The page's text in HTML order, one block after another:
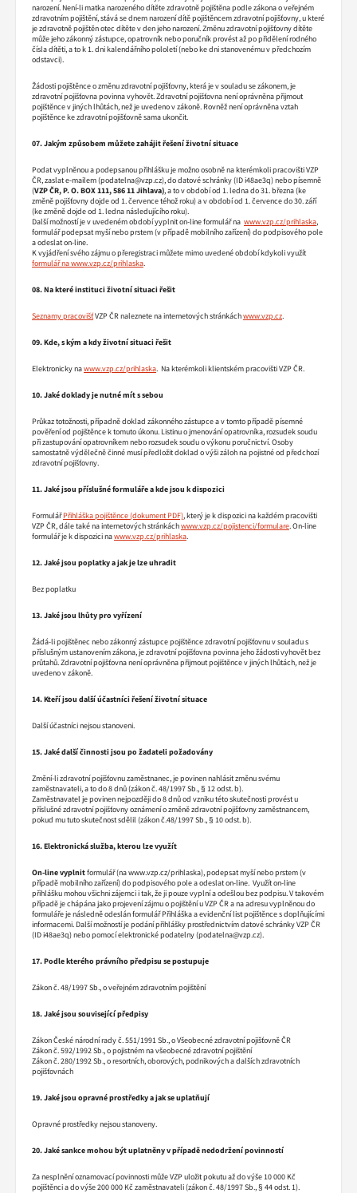
narození. Není-li matka narozeného dítěte zdravotně pojištěna podle zákona o veřejném
zdravotním pojištění, stává se dnem narození dítě pojištěncem zdravotní pojišťovny, u které
je zdravotně pojištěn otec dítěte v den jeho narození. Změnu zdravotní pojišťovny dítěte
může jeho zákonný zástupce, opatrovník nebo poručník provést až po přidělení rodného
čísla dítěti, a to k 1. dni kalendářního pololetí (nebo ke dni stanovenému v předchozím
odstavci).
Žádosti pojištěnce o změnu zdravotní pojišťovny, která je v souladu se zákonem, je
zdravotní pojišťovna povinna vyhovět. Zdravotní pojišťovna není oprávněna přijmout
pojištěnce v jiných lhůtách, než je uvedeno v zákoně. Rovněž není oprávněna vztah
pojištěnce ke zdravotní pojišťovně sama ukončit.
07. Jakým způsobem můžete zahájit řešení životní situace
Podat vyplněnou a podepsanou přihlášku je možno osobně na kterémkoli pracovišti VZP
ČR, zaslat e-mailem (podatelna@vzp.cz), do datové schránky (ID i48ae3q) nebo písemně
(VZP ČR, P. O. BOX 111, 586 11 Jihlava), a to v období od 1. ledna do 31. března (ke
změně pojišťovny dojde od 1. července téhož roku) a v období od 1. července do 30. září
(ke změně dojde od 1. ledna následujícího roku).
Další možností je v uvedeném období yyplnit on-line formulář na www.vzp.cz/prihlaska,
formulář podepsat myší nebo prstem (v případě mobilního zařízení) do podpisového pole
a odeslat on-line.
K vyjádření svého zájmu o přeregistraci můžete mimo uvedené období kdykoli využít
formulář na www.vzp.cz/prihlaska.
08. Na které instituci životní situaci řešit
Seznamy pracovišťVZP ČR naleznete na internetových stránkáchwww.vzp.cz.
09. Kde, s kým a kdy životní situaci řešit
Elektronicky nawww.vzp.cz/prihlaska. Na kterémkoli klientském pracovišti VZP ČR.
10. Jaké doklady je nutné mít s sebou
Průkaz totožnosti, případně doklad zákonného zástupce a v tomto případě písemné
pověření od pojištěnce k tomuto úkonu. Listinu o jmenování opatrovníka, rozsudek soudu
při zastupování opatrovníkem nebo rozsudek soudu o výkonu poručnictví. Osoby
samostatně výdělečně činné musí předložit doklad o výši záloh na pojistné od předchozí
zdravotní pojišťovny.
11. Jaké jsou příslušné formuláře a kde jsou k dispozici
FormulářPřihláška pojištěnce
, který je k dispozici na každém pracovišti
VZP ČR, dále také na internetových stránkáchwww.vzp.cz/pojistenci/formulare. On-line
formulář je k dispozici nawww.vzp.cz/prihlaska.
12. Jaké jsou poplatky a jak je lze uhradit
Bez poplatku
13. Jaké jsou lhůty pro vyřízení
Žádá-li pojištěnec nebo zákonný zástupce pojištěnce zdravotní pojišťovnu v souladu s
příslušným ustanovením zákona, je zdravotní pojišťovna povinna jeho žádosti vyhovět bez
průtahů. Zdravotní pojišťovna není oprávněna přijmout pojištěnce v jiných lhůtách, než je
uvedeno v zákoně.
14. Kteří jsou další účastníci řešení životní situace
Další účastníci nejsou stanoveni.
15. Jaké další činnosti jsou po žadateli požadovány
Změní-li zdravotní pojišťovnu zaměstnanec, je povinen nahlásit změnu svému
zaměstnavateli, a to do 8 dnů (zákon č. 48/1997 Sb., § 12 odst. b).
Zaměstnavatel je povinen nejpozději do 8 dnů od vzniku této skutečnosti provést u
příslušné zdravotní pojišťovny oznámení o změně zdravotní pojišťovny zaměstnancem,
pokud mu tuto skutečnost sdělil (zákon č.48/1997 Sb., § 10 odst. b).
16. Elektronická služba, kterou lze využít
On-line vyplnitformulář (na www.vzp.cz/prihlaska), podepsat myší nebo prstem (v
případě mobilního zařízení) do podpisového pole a odeslat on-line. Využít on-line
přihlášku mohou všichni zájemci i tak, že ji pouze vyplní a odešlou bez podpisu. V takovém
případě je chápána jako projevení zájmu o pojištění u VZP ČR a na adresu vyplněnou do
formuláře je následně odeslán formulář Přihláška a evidenční list pojištěnce s doplňujícími
informacemi. Další možností je podání přihlášky prostřednictvím datové schránky VZP ČR
(ID i48ae3q) nebo pomocí elektronické podatelny (podatelna@vzp.cz).
17. Podle kterého právního předpisu se postupuje
Zákon č. 48/1997 Sb., o veřejném zdravotním pojištění
18. Jaké jsou související předpisy
Zákon České národní rady č. 551/1991 Sb., o Všeobecné zdravotní pojišťovně ČR
Zákon č. 592/1992 Sb., o pojistném na všeobecné zdravotní pojištění
Zákon č. 280/1992 Sb., o resortních, oborových, podnikových a dalších zdravotních
pojišťovnách
19. Jaké jsou opravné prostředky a jak se uplatňují
Opravné prostředky nejsou stanoveny.
20. Jaké sankce mohou být uplatněny v případě nedodržení povinností
Za nesplnění oznamovací povinnosti může VZP uložit pokutu až do výše 10 000 Kč
pojištěnci a do výše 200 000 Kč zaměstnavateli (zákon č. 48/1997 Sb., § 44 odst. 1).